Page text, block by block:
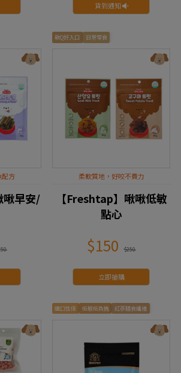
貨到通知
配方
啾早安/
軟Q好入口 日常零食
柔軟質地，好咬不費力
【Freshtap】啾啾低敏
點心
$150 $250
立即搶購
適口性佳 低敏低負擔 紅蔘膳食纖維